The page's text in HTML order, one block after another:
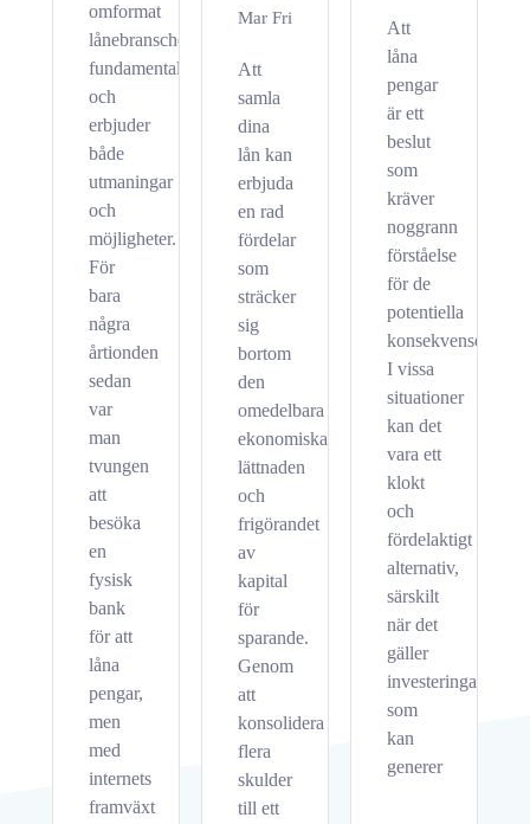
omformat
lånebranschen
fundamentalt
och
erbjuder
både
utmaningar
och
möjligheter.
För
bara
några
årtionden
sedan
var
man
tvungen
att
besöka
en
fysisk
bank
för att
låna
pengar,
men
med
internets
framväxt
Mar Fri
Att
samla
dina
lån kan
erbjuda
en rad
fördelar
som
sträcker
sig
bortom
den
omedelbara
ekonomiska
lättnaden
och
frigörandet
av
kapital
för
sparande.
Genom
att
konsolidera
flera
skulder
till ett
Att
låna
pengar
är ett
beslut
som
kräver
noggrann
förståelse
för de
potentiella
konsekvenserna.
I vissa
situationer
kan det
vara ett
klokt
och
fördelaktigt
alternativ,
särskilt
när det
gäller
investeringar
som
kan
generer